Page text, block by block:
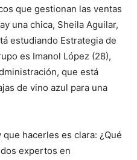
que gestionan las ventas
una chica, Sheila Aguilar,
estudiando Estrategia de
es Imanol López (28),
que está
de vino azul para una
hacerles es clara: ¿Qué
expertos en